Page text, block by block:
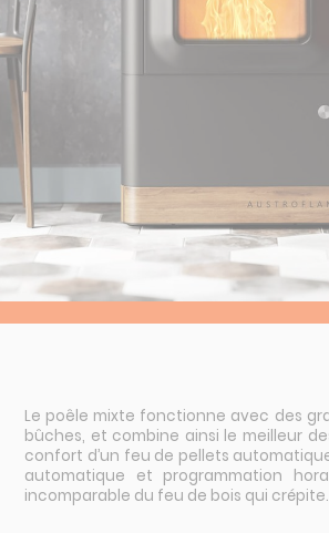
Route de la Charité
Allée Stendhal
18390 St-Germain-du-Puy
Le poêle mixte fonctionne avec des
bûches, et combine ainsi le meilleur
confort d’un feu de pellets
automatique et programmation
incomparable du feu de bois qui crépite.